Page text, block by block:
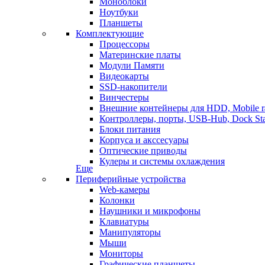
Ноутбуки
Планшеты
Комплектующие
Процессоры
Материнские платы
Модули Памяти
Видеокарты
SSD-накопители
Винчестеры
Внешние контейнеры для HDD, Mobile
Контроллеры, порты, USB-Hub, Dock
Блоки питания
Корпуса и акссесуары
Оптические приводы
Кулеры и системы охлаждения
Еще
Периферийные устройства
Web-камеры
Колонки
Наушники и микрофоны
Клавиатуры
Манипуляторы
Мыши
Мониторы